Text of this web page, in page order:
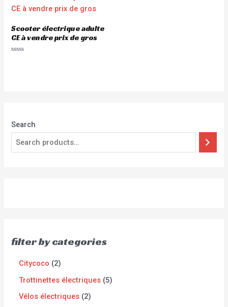
Search
filter by categories
Citycoco
2
Trottinettes électriques 5
Vélos électriques 2
Scooter électrique adulte
CE à vendre prix de gros